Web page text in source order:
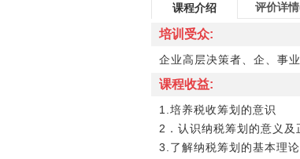
课程介绍 评价详
培训受众:
企业高层决策者、企、事
课程收益:
1.培养税收筹划的意识
2．认识纳税筹划的意义及
3.了解纳税筹划的基本理